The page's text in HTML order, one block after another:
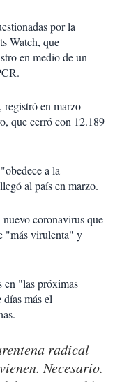
por la
Watch, que
en medio de un
registró en marzo
que cerró con 12.189
a la
al país en marzo.
nuevo coronavirus que
"más virulenta" y
en "las próximas
más el
radical
Necesario.